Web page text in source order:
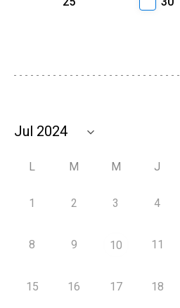
L M M J
1 2 3 4
8 9 10 11
15 16 17 18